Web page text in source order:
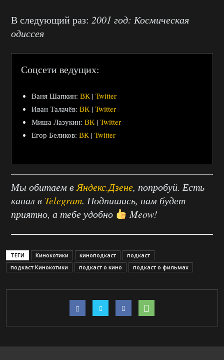
В следующий раз: 2001 год: Космическая
одиссея
Соцсети ведущих:
Ваня Шапкин: ВК | Twitter
Иван Талачёв: ВК | Twitter
Миша Лазукин: ВК | Twitter
Егор Беликов: ВК | Twitter
Мы обитаем в Яндекс.Дзене, попробуй. Есть
канал в Telegram. Подпишись, нам будет
приятно, а тебе удобно
Meow!
ТЕГИ Кинокотики киноподкаст
подкаст
подкаст Кинокотики
подкаст о кино подкаст о фильмах